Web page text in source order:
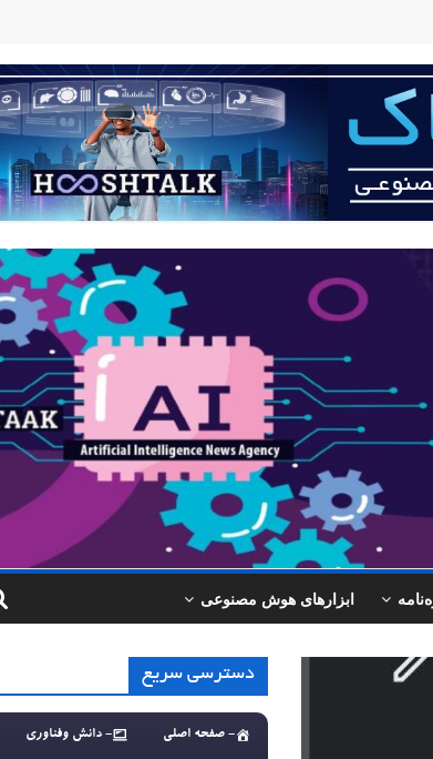
ابزارهای هوش مصنوعی
دسترسی سریع
- صفحه اصلی - دانش وفناوری